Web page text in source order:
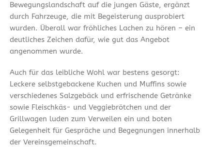
Bewegungslandschaft auf die jungen Gäste, ergänzt
durch Fahrzeuge, die mit Begeisterung ausprobiert
wurden. Überall war fröhliches Lachen zu hören – ein
deutliches Zeichen dafür, wie gut das Angebot
angenommen wurde.
Auch für das leibliche Wohl war bestens gesorgt:
Leckere selbstgebackene Kuchen und Muffins sowie
verschiedenes Salzgebäck und erfrischende Getränke
sowie Fleischkäs- und Veggiebrötchen und der
Grillwagen luden zum Verweilen ein und boten
Gelegenheit für Gespräche und Begegnungen innerhalb
der Vereinsgemeinschaft.